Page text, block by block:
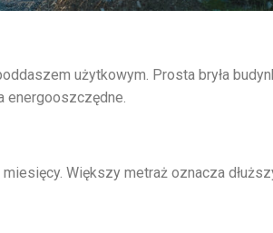
użytkowym. Prosta bryła
energooszczędne.
Większy metraż oznacza